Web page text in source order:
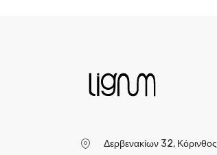
Δερβενακίων 32, Κόρινθος